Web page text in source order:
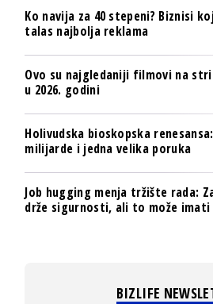
Ko navija za 40 stepeni? Biznisi
talas najbolja reklama
Ovo su najgledaniji filmovi na
u 2026. godini
Holivudska bioskopska
milijarde i jedna velika poruka
Job hugging menja tržište rada:
drže sigurnosti, ali to može imati
BIZLIFE